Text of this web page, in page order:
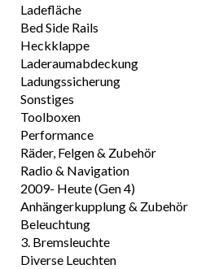
Ladefläche
Bed Side Rails
Heckklappe
Laderaumabdeckung
Ladungssicherung
Sonstiges
Toolboxen
Performance
Räder, Felgen & Zubehör
Radio & Navigation
2009- Heute (Gen 4)
Anhängerkupplung & Zubehör
Beleuchtung
3. Bremsleuchte
Diverse Leuchten